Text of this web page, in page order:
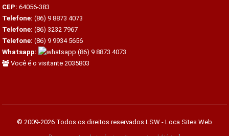
CEP: 64056-383
Telefone: (86) 9 8873 4073
Telefone: (86) 3232 7967
Telefone: (86) 9 9934 5656
Whatsapp:
(86) 9 8873 4073
Você é o visitante 2035803
© 2009-2026 Todos os direitos reservados LSW - Loca Sites Web